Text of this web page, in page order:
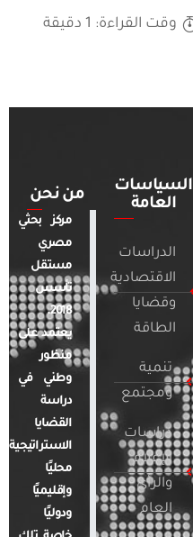
وقت القراءة: 1 دقيقة
السياسات
العامة
الدراسات
الاقتصادية
وقضايا
الطاقة
تنمية
ومجتمع
دراسات
الإعلام
والرأي
العام
من نحن
مركز بحثي
مصري
مستقل
تأسس
2018.
يعتمد على
منظور
وطني في
دراسة
القضايا
الاستراتيجية
محليًا
وإقليميًا
ودوليًا